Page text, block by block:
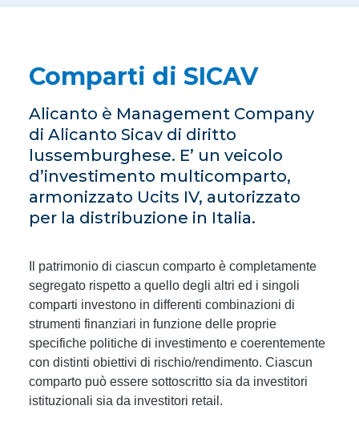
Comparti di SICAV
Alicanto è Management Company
di Alicanto Sicav di diritto
lussemburghese. E’ un veicolo
d’investimento multicomparto,
armonizzato Ucits IV, autorizzato
per la distribuzione in Italia.
Il patrimonio di ciascun comparto è completamente
segregato rispetto a quello degli altri ed i singoli
comparti investono in differenti combinazioni di
strumenti finanziari in funzione delle proprie
specifiche politiche di investimento e coerentemente
con distinti obiettivi di rischio/rendimento. Ciascun
comparto può essere sottoscritto sia da investitori
istituzionali sia da investitori retail.